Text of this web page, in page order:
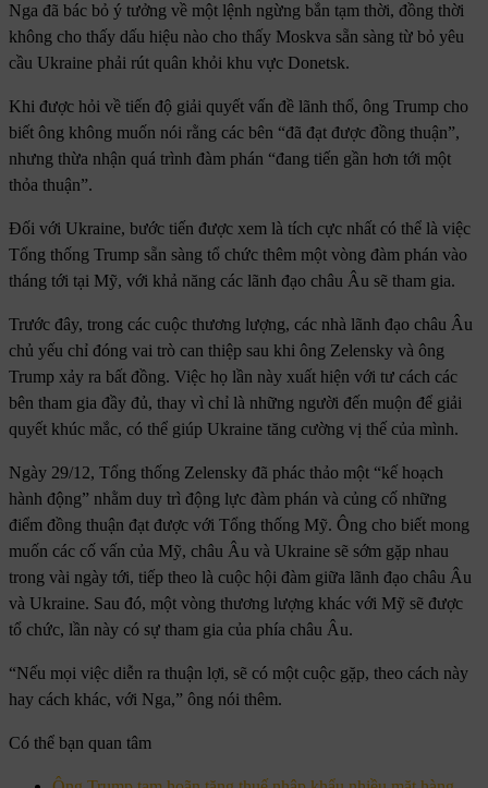
Nga đã bác bỏ ý tưởng về một lệnh ngừng bắn tạm thời, đồng thời
không cho thấy dấu hiệu nào cho thấy Moskva sẵn sàng từ bỏ yêu
cầu Ukraine phải rút quân khỏi khu vực Donetsk.
Khi được hỏi về tiến độ giải quyết vấn đề lãnh thổ, ông Trump cho
biết ông không muốn nói rằng các bên “đã đạt được đồng thuận”,
nhưng thừa nhận quá trình đàm phán “đang tiến gần hơn tới một
thỏa thuận”.
Đối với Ukraine, bước tiến được xem là tích cực nhất có thể là việc
Tổng thống Trump sẵn sàng tổ chức thêm một vòng đàm phán vào
tháng tới tại Mỹ, với khả năng các lãnh đạo châu Âu sẽ tham gia.
Trước đây, trong các cuộc thương lượng, các nhà lãnh đạo châu Âu
chủ yếu chỉ đóng vai trò can thiệp sau khi ông Zelensky và ông
Trump xảy ra bất đồng. Việc họ lần này xuất hiện với tư cách các
bên tham gia đầy đủ, thay vì chỉ là những người đến muộn để giải
quyết khúc mắc, có thể giúp Ukraine tăng cường vị thế của mình.
Ngày 29/12, Tổng thống Zelensky đã phác thảo một “kế hoạch
hành động” nhằm duy trì động lực đàm phán và củng cố những
điểm đồng thuận đạt được với Tổng thống Mỹ. Ông cho biết mong
muốn các cố vấn của Mỹ, châu Âu và Ukraine sẽ sớm gặp nhau
trong vài ngày tới, tiếp theo là cuộc hội đàm giữa lãnh đạo châu Âu
và Ukraine. Sau đó, một vòng thương lượng khác với Mỹ sẽ được
tổ chức, lần này có sự tham gia của phía châu Âu.
“Nếu mọi việc diễn ra thuận lợi, sẽ có một cuộc gặp, theo cách này
hay cách khác, với Nga,” ông nói thêm.
Có thể bạn quan tâm